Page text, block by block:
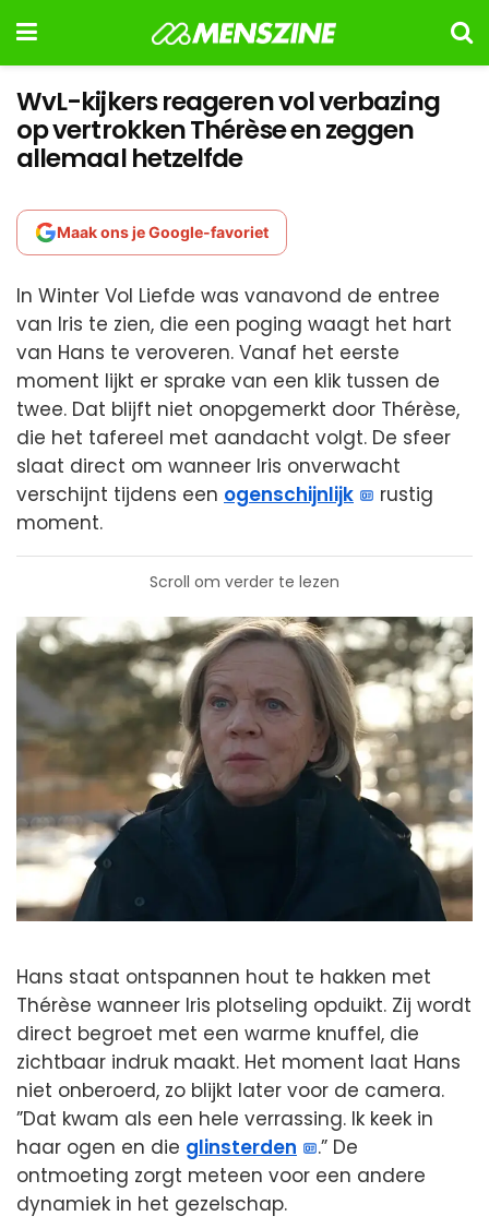
WvL-kijkers reageren vol verbazing
op vertrokken Thérèse en zeggen
allemaal hetzelfde
Maak ons je Google-favoriet
In Winter Vol Liefde was vanavond de entree
van Iris te zien, die een poging waagt het hart
van Hans te veroveren. Vanaf het eerste
moment lijkt er sprake van een klik tussen de
twee. Dat blijft niet onopgemerkt door Thérèse,
die het tafereel met aandacht volgt. De sfeer
slaat direct om wanneer Iris onverwacht
verschijnt tijdens een ogenschijnlijk
rustig
moment.
Scroll om verder te lezen
Hans staat ontspannen hout te hakken met
Thérèse wanneer Iris plotseling opduikt. Zij wordt
direct begroet met een warme knuffel, die
zichtbaar indruk maakt. Het moment laat Hans
niet onberoerd, zo blijkt later voor de camera.
”Dat kwam als een hele verrassing. Ik keek in
haar ogen en die glinsterden
.” De
ontmoeting zorgt meteen voor een andere
dynamiek in het gezelschap.